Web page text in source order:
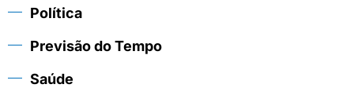
Política
Previsão do Tempo
Saúde